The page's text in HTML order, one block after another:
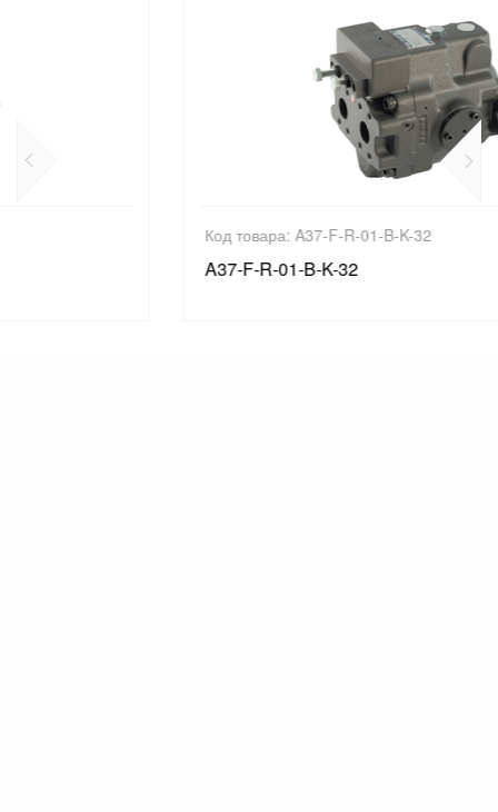
Код товара: A37-F-R-01-B-K-32